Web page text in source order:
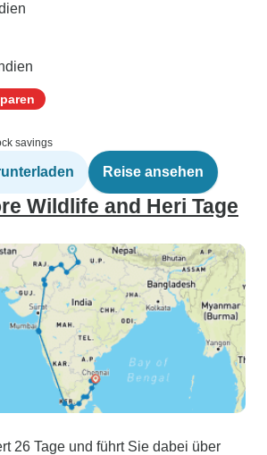
savings
Reise ansehen
Wildlife and Heri Tage
26 Tage und führt Sie dabei über